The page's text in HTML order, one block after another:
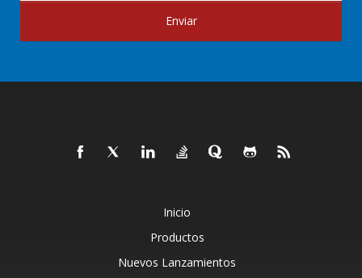
Enviar
Inicio
Productos
Nuevos Lanzamientos